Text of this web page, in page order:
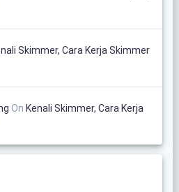
Skimmer, Cara Kerja Skimmer
On Kenali Skimmer, Cara Kerja